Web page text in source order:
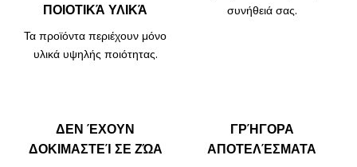
ΠΟΙΟΤΙΚΆ ΥΛΙΚΆ
Τα προϊόντα περιέχουν μόνο
υλικά υψηλής ποιότητας.
συνήθειά σας.
ΔΕΝ ΈΧΟΥΝ
ΔΟΚΙΜΑΣΤΕΊ ΣΕ ΖΏΑ
ΓΡΉΓΟΡΑ
ΑΠΟΤΕΛΈΣΜΑΤΑ